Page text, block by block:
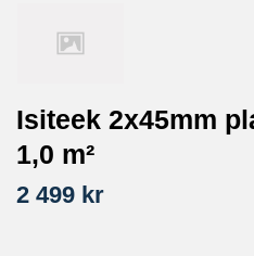
Isiteek 2x45mm
1,0 m²
2 499 kr